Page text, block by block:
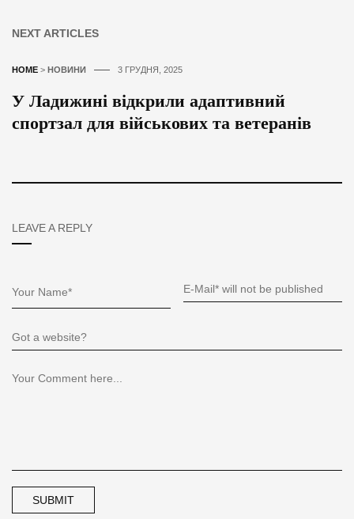
NEXT ARTICLES
HOME > НОВИНИ 3 ГРУДНЯ, 2025
У Ладижині відкрили адаптивний
спортзал для військових та ветеранів
LEAVE A REPLY